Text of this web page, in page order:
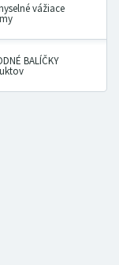
vážiace
BALÍČKY